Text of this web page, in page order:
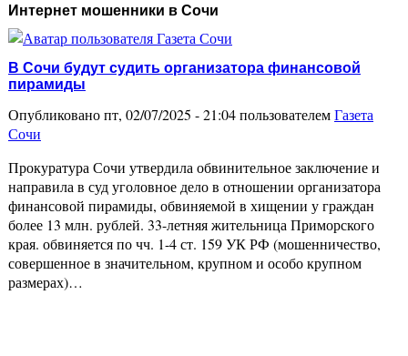
Интернет мошенники в Сочи
В Сочи будут судить организатора финансовой
пирамиды
Опубликовано пт, 02/07/2025 - 21:04 пользователемГазета
Сочи
Прокуратура Сочи утвердила обвинительное заключение и
направила в суд уголовное дело в отношении организатора
финансовой пирамиды, обвиняемой в хищении у граждан
более 13 млн. рублей. 33-летняя жительница Приморского
края. обвиняется по чч. 1-4 ст. 159 УК РФ (мошенничество,
совершенное в значительном, крупном и особо крупном
размерах)…